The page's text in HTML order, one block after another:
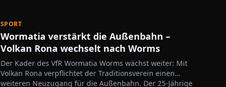
SPORT
Wormatia verstärkt die Außenbahn –
Volkan Rona wechselt nach Worms
Der Kader des VfR Wormatia Worms wächst weiter: Mit
Volkan Rona verpflichtet der Traditionsverein einen
weiteren Neuzugang für die Außenbahn. Der 25-Jährige